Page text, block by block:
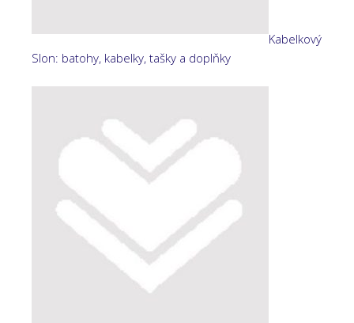
Kabelkový
Slon: batohy, kabelky, tašky a doplňky